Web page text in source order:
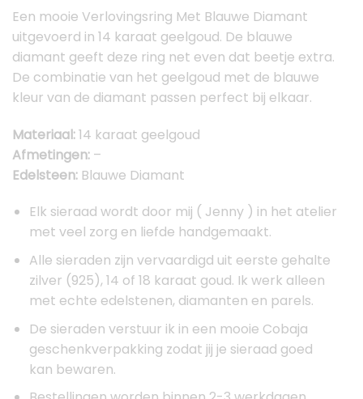
Een mooie Verlovingsring Met Blauwe Diamant
uitgevoerd in 14 karaat geelgoud. De blauwe
diamant geeft deze ring net even dat beetje extra.
De combinatie van het geelgoud met de blauwe
kleur van de diamant passen perfect bij elkaar.
Materiaal:14 karaat geelgoud
Afmetingen: –
Edelsteen: Blauwe Diamant
Elk sieraad wordt door mij ( Jenny ) in het atelier
met veel zorg en liefde handgemaakt.
Alle sieraden zijn vervaardigd uit eerste gehalte
zilver (925), 14 of 18 karaat goud. Ik werk alleen
met echte edelstenen, diamanten en parels.
De sieraden verstuur ik in een mooie Cobaja
geschenkverpakking zodat jij je sieraad goed
kan bewaren.